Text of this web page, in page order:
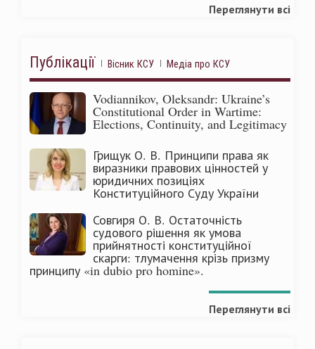
Переглянути всі
Публікації Вісник КСУ Медіа про КСУ
Vodiannikov, Oleksandr: Ukraine’s
Constitutional Order in Wartime:
Elections, Continuity, and Legitimacy
Грищук О. В. Принципи права як
виразники правових цінностей у
юридичних позиціях
Конституційного Суду України
Совгиря О. В. Остаточність
судового рішення як умова
прийнятності конституційної
скарги: тлумачення крізь призму
принципу «in dubio pro homine».
Переглянути всі